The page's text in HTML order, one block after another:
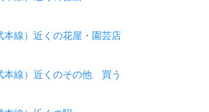
本線）近くの花屋・園芸店
本線）近くのその他 買う